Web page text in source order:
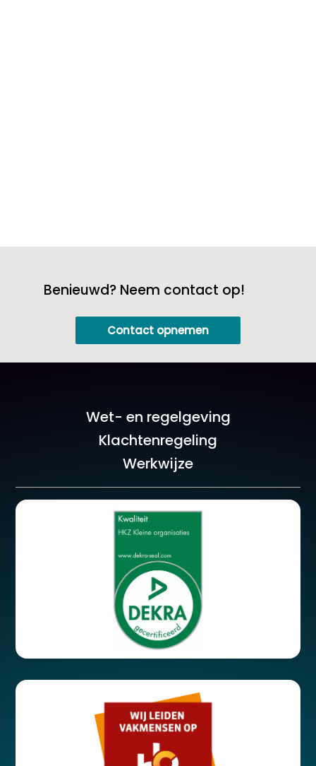
Benieuwd? Neem contact op!
Contact opnemen
Wet- en regelgeving
Klachtenregeling
Werkwijze